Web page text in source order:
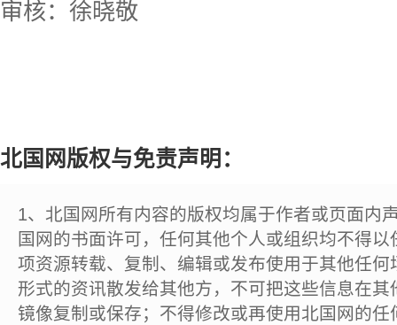
审核：徐晓敬
北国网版权与免责声明：
1、北国网所有内容的版权均属于作者或页面内
国网的书面许可，任何其他个人或组织均不得
项资源转载、复制、编辑或发布使用于其他任
形式的资讯散发给其他方，不可把这些信息在
镜像复制或保存；不得修改或再使用北国网的